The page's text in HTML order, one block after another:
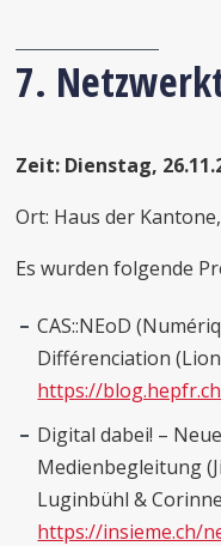
7.
Zeit: Dienstag,
Ort: Haus der
Es wurden folgende
CAS::NEoD
Différenciation
https://
Digital dabei! –
Medienbegleitung
Luginbühl &
https://insieme.ch/